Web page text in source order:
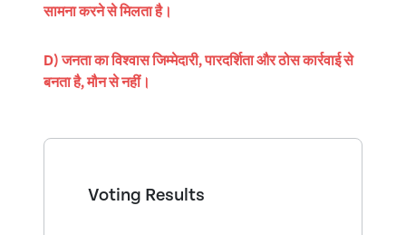
सामना करने से मिलता है।
D) जनता का विश्वास जिम्मेदारी, पारदर्शिता और ठोस कार्रवाई से
बनता है, मौन से नहीं।
Voting Results